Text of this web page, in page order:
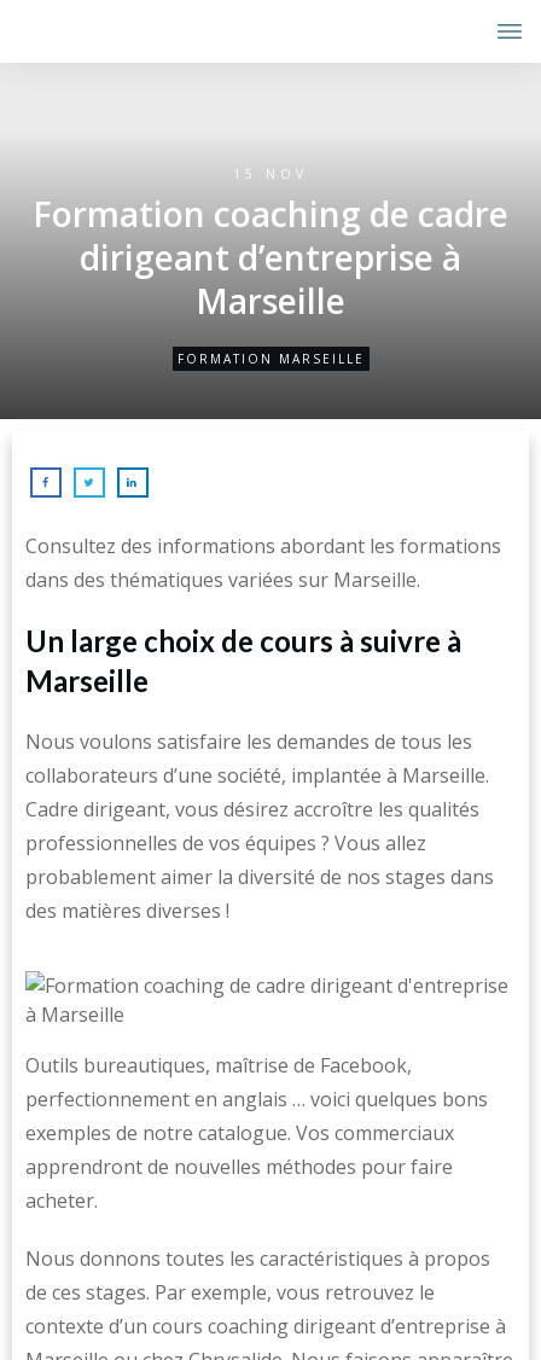
15 NOV
Formation coaching de cadre
dirigeant d’entreprise à
Marseille
FORMATION MARSEILLE
Consultez des informations abordant les formations
dans des thématiques variées sur Marseille.
Un large choix de cours à suivre à
Marseille
Nous voulons satisfaire les demandes de tous les
collaborateurs d’une société, implantée à Marseille.
Cadre dirigeant, vous désirez accroître les qualités
professionnelles de vos équipes ? Vous allez
probablement aimer la diversité de nos stages dans
des matières diverses !
Outils bureautiques, maîtrise de Facebook,
perfectionnement en anglais … voici quelques bons
exemples de notre catalogue. Vos commerciaux
apprendront de nouvelles méthodes pour faire
acheter.
Nous donnons toutes les caractéristiques à propos
de ces stages. Par exemple, vous retrouvez le
contexte d’un cours coaching dirigeant d’entreprise à